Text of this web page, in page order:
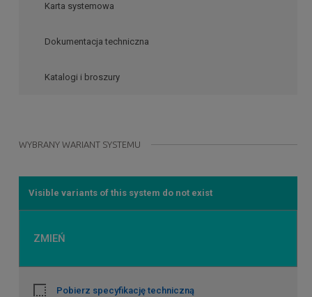
Karta systemowa
Dokumentacja techniczna
Katalogi i broszury
WYBRANY WARIANT SYSTEMU
Visible variants of this system do not exist
ZMIEŃ
Pobierz specyfikację techniczną